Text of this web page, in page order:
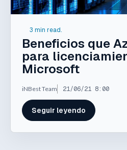
3 min read.
Beneficios que
para
Microsoft
iNBest Team 21/06/21 8:00
Seguir leyendo